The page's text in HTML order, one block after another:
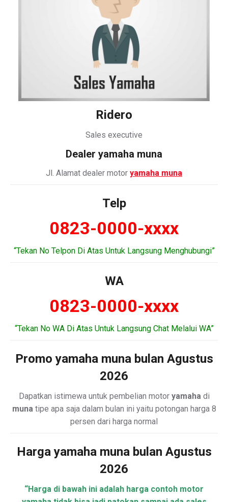
Ridero
Sales executive
Dealer yamaha muna
Jl. Alamat dealer motor yamaha muna
Telp
0823-0000-xxxx
“Tekan No Telpon Di Atas Untuk Langsung Menghubungi”
WA
0823-0000-xxxx
“Tekan No WA Di Atas Untuk Langsung Chat Melalui WA”
Promo yamaha muna bulan Agustus
2026
Dapatkan istimewa untuk pembelian motor yamahadi
munatipe apa saja dalam bulan ini yaitu potongan harga 8
persen dari harga normal
Harga yamaha muna bulan Agustus
2026
“Harga di bawah ini adalah harga contoh motor